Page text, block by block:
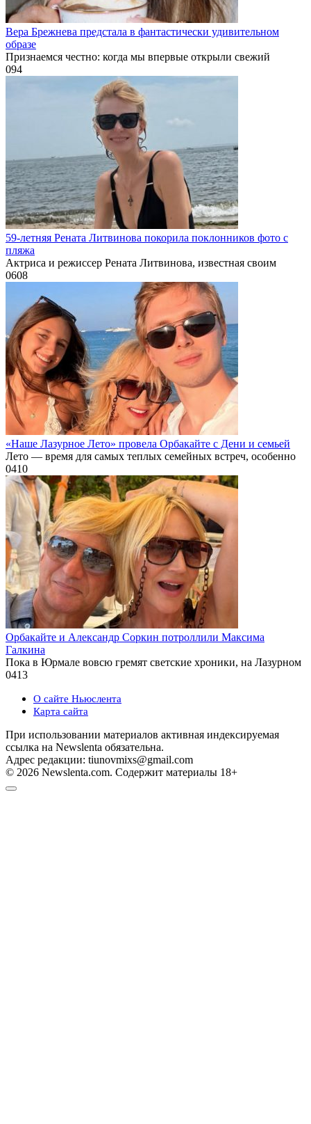
Вера Брежнева предстала в фантастически удивительном
образе
Признаемся честно: когда мы впервые открыли свежий
094
59-летняя Рената Литвинова покорила поклонников фото с
пляжа
Актриса и режиссер Рената Литвинова, известная своим
0608
«Наше Лазурное Лето» провела Орбакайте с Дени и семьей
Лето — время для самых теплых семейных встреч, особенно
0410
Орбакайте и Александр Соркин потроллили Максима
Галкина
Пока в Юрмале вовсю гремят светские хроники, на Лазурном
0413
О сайте Ньюслента
Карта сайта
При использовании материалов активная индексируемая
ссылка на Newslenta обязательна.
Адрес редакции: tiunovmixs@gmail.com
© 2026 Newslenta.com. Содержит материалы 18+